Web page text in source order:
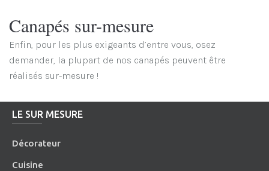
Canapés sur-mesure
Enfin, pour les plus exigeants d’entre vous, osez
demander, la plupart de nos canapés peuvent être
réalisés sur-mesure !
LE SUR MESURE
Décorateur
Cuisine